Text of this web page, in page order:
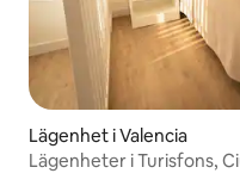
Lägenhet i Valencia
Lägenheter i Turisfons,